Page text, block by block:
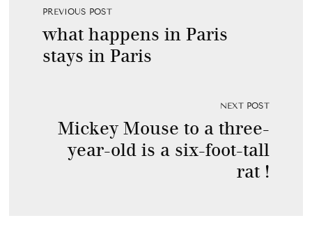
PREVIOUS POST
what happens in Paris
stays in Paris
NEXT POST
Mickey Mouse to a three-
year-old is a six-foot-tall
rat !